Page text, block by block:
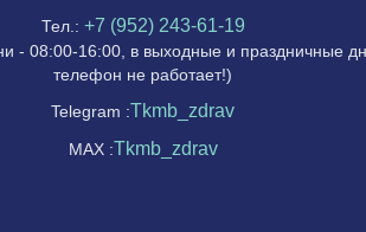
Тел.: +7 (952) 243-61-19
- 08:00-16:00, в выходные и праздничные
телефон не работает!)
Telegram :Tkmb_zdrav
MAX :Tkmb_zdrav